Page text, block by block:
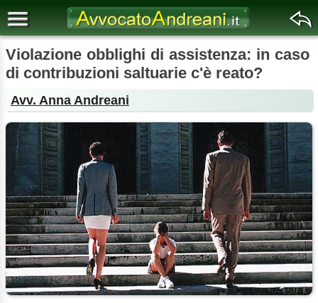
Violazione obblighi di assistenza: in caso
di contribuzioni saltuarie c'è reato?
Avv. Anna Andreani